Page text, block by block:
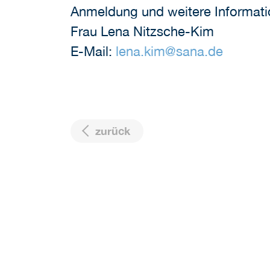
Anmeldung und weitere
Frau Lena Nitzsche-Kim
E-Mail: lena.kim@sana.de
zurück